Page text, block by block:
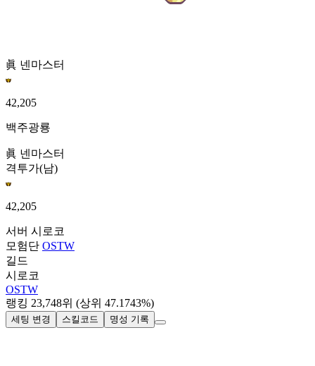
眞 넨마스터
42,205
백주광룡
眞 넨마스터
격투가(남)
42,205
서버 시로코
모험단 OSTW
길드
시로코
OSTW
랭킹 23,748위 (상위 47.1743%)
세팅 변경 스킬코드 명성 기록